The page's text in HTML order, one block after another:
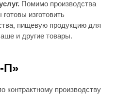
Помимо производства
изготовить
пищевую продукцию для
и другие товары.
П»
контрактному производству